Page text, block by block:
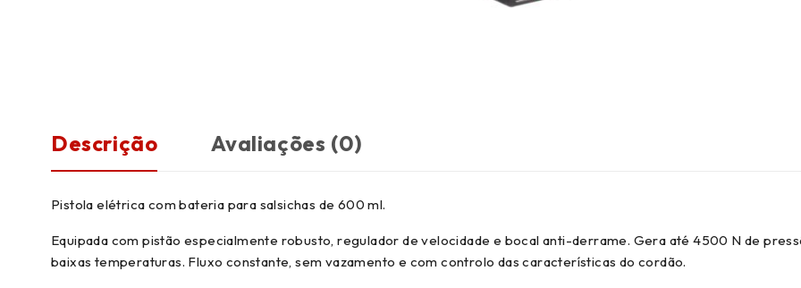
Descrição Avaliações (0)
Pistola elétrica com bateria para salsichas de 600 ml.
Equipada com pistão especialmente robusto, regulador de velocidade e bocal anti-derrame. Gera até 4500 N de
baixas temperaturas. Fluxo constante, sem vazamento e com controlo das características do cordão.